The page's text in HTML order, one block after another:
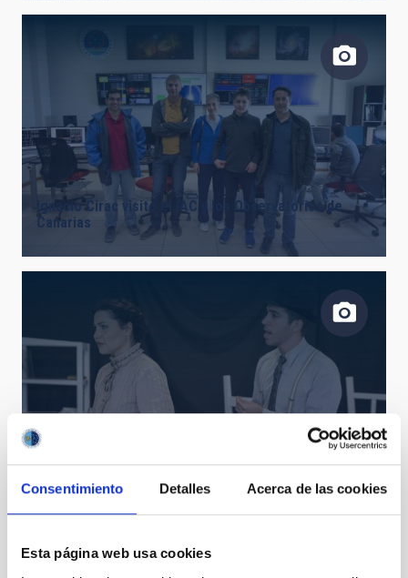
Consentimiento Detalles Acerca de las cookies
Esta página web usa cookies
Ignacio Cirac visitó el IAC y los Observatorios de
Canarias
La obra de teatro “El honor perdido de Henrietta
Leavitt” se estrena mañana en Tacoronte